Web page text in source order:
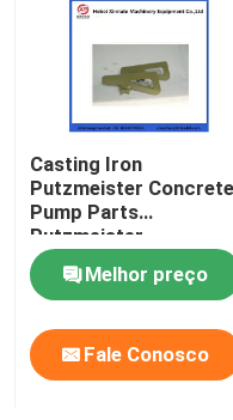
Acessórios de
Caminhão usado
Casting Iron
Putzmeister Concrete
Pump Parts
Putzmeister
Agitatoring Paddles
Melhor preço
Fale Conosco